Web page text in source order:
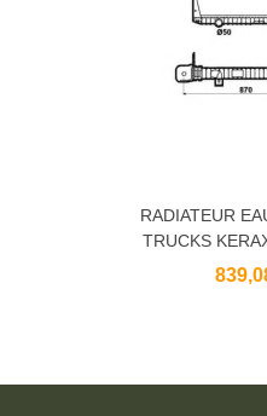
RADIATEUR
TRUCKS
5001847839